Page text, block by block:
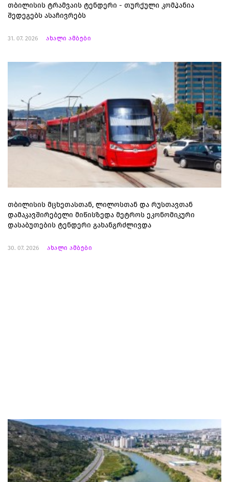
თბილისის ტრამვაის ტენდერი - თურქული კომპანია
შედეგებს ასაჩივრებს
31. 07. 2026 ახალი ამბები
თბილისის მცხეთასთან, ლილოსთან და რუსთავთან
დამაკავშირებელი მიწისზედა მეტროს ეკონომიკური
დასაბუთების ტენდერი გახანგრძლივდა
30. 07. 2026 ახალი ამბები